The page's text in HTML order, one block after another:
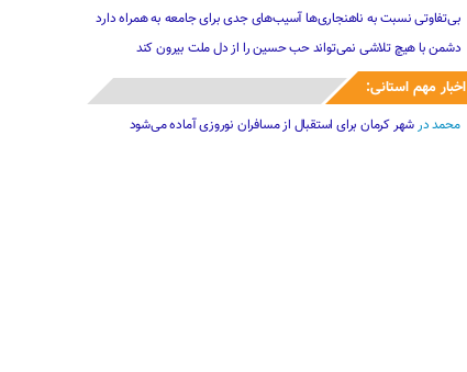
بی‌تفاوتی نسبت به ناهنجاری‌ها آسیب‌های جدی برای جامعه به همراه دارد
دشمن با هیچ تلاشی نمی‌تواند حب حسین را از دل ملت بیرون کند
اخبار مهم استانی:
محمددر شهر کرمان برای استقبال از مسافران نوروزی آماده می‌شود